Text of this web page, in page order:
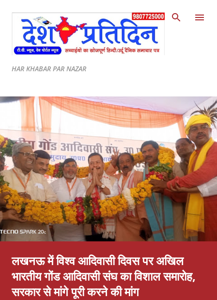
Skip to main content
HAR KHABAR PAR NAZAR
लखनऊ में विश्व आदिवासी दिवस पर अखिल
भारतीय गोंड आदिवासी संघ का विशाल समारोह,
सरकार से मांगे पूरी करने की मांग